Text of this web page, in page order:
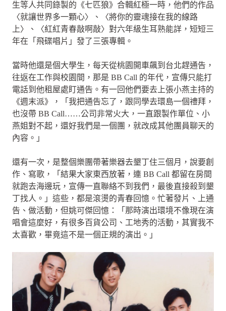
生等人共同錄製的《七匹狼》合輯紅極一時，他們的作品
〈就讓世界多一顆心〉、〈將你的靈魂接在我的線路
上〉、〈紅紅青春敲啊敲〉對六年級生耳熟能詳，短短三
年在「飛碟唱片」發了三張專輯。
當時他還是個大學生，每天從桃園開車飆到台北趕通告，
往返在工作與校園間，那是 BB Call 的年代，宣傳只能打
電話到他租屋處盯通告。有一回他們要去上張小燕主持的
《週末派》，「我把通告忘了，跟同學去環島一個禮拜，
也沒帶 BB Call……公司非常火大，一直跟製作單位、小
燕姐對不起，還好我們是一個團，就改成其他團員聊天的
內容。」
還有一次，是整個樂團帶著樂器去墾丁住三個月，說要創
作、寫歌，「結果大家東西放著，連 BB Call 都留在房間
就跑去海邊玩，宣傳一直聯絡不到我們，最後直接殺到墾
丁找人。」這些，都是滾燙的青春回憶。忙著發片、上通
告、做活動，但姚可傑回憶：「那時演出環境不像現在演
唱會這麼好，有很多百貨公司、工地秀的活動，其實我不
太喜歡，畢竟這不是一個正規的演出。」